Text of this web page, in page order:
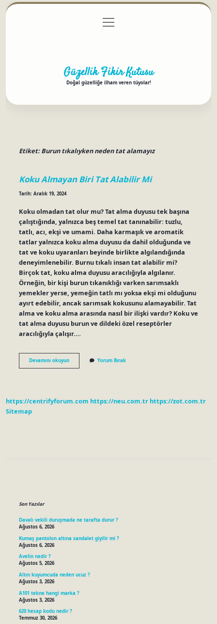
Gizlilik Politikası
menüyü
aç
Güzellik Fikir Kutusu
Doğal güzelliğe ilham veren tüyolar!
Etiket:Burun tıkalıyken neden tat alamayız
Koku Almayan Biri Tat Alabilir Mi
Tarih: Aralık 19, 2024
Koku olmadan tat olur mu? Tat alma duyusu tek başına
çalıştığında, yalnızca beş temel tat tanınabilir: tuzlu,
tatlı, acı, ekşi ve umami. Daha karmaşık ve aromatik
tatlar yalnızca koku alma duyusu da dahil olduğunda ve
tat ve koku uyaranları beyinde birlikte algılandığında
deneyimlenebilir. Burnu tıkalı insan tat alabilir mi?
Birçok tat, koku alma duyusu aracılığıyla algılanır.
Örneğin, bir kişi burun tıkanıklığı varken sarımsaklı
yemekler yerse, yemeğin tatlı mı yoksa ekşi mi olduğunu
ayırt edebilir, ancak sarımsak kokusunu alamayabilir. Tat
alma ve koku alma arasında nasıl bir ilişki vardır? Koku ve
tat alma duyusu burun ve dildeki özel reseptörler
aracılığıyla çalışır.…
Devamını okuyunKoku
Almayan
Yorum Bırak
https://centrifyforum.com https://neu.com.tr https://zot.com.tr
Sitemap
Son Yazılar
Davalı vekili duruşmada ne tarafta durur ?
Ağustos 6, 2026
Kumaş pantolon altına sandalet giyilir mi ?
Ağustos 6, 2026
Avelin nedir ?
Ağustos 5, 2026
Altın kuyumcuda neden ucuz ?
Ağustos 3, 2026
A101 tekne hangi marka ?
Ağustos 3, 2026
620 hesap kodu nedir ?
Temmuz 30, 2026